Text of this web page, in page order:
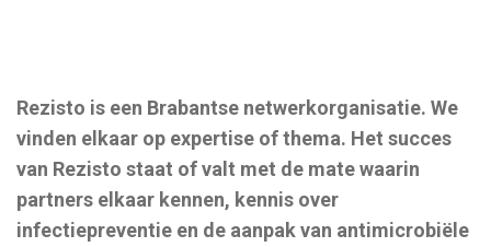
Rezisto is een Brabantse netwerkorganisatie. We
vinden elkaar op expertise of thema. Het succes
van Rezisto staat of valt met de mate waarin
partners elkaar kennen, kennis over
infectiepreventie en de aanpak van antimicrobiële